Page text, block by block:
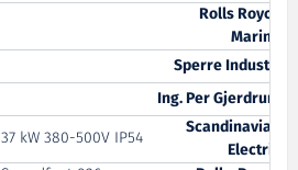
Rolls Royce
Marine
Sperre Industri
Ing. Per Gjerdrum
37 kW 380-500V IP54
Scandinavian
Electric